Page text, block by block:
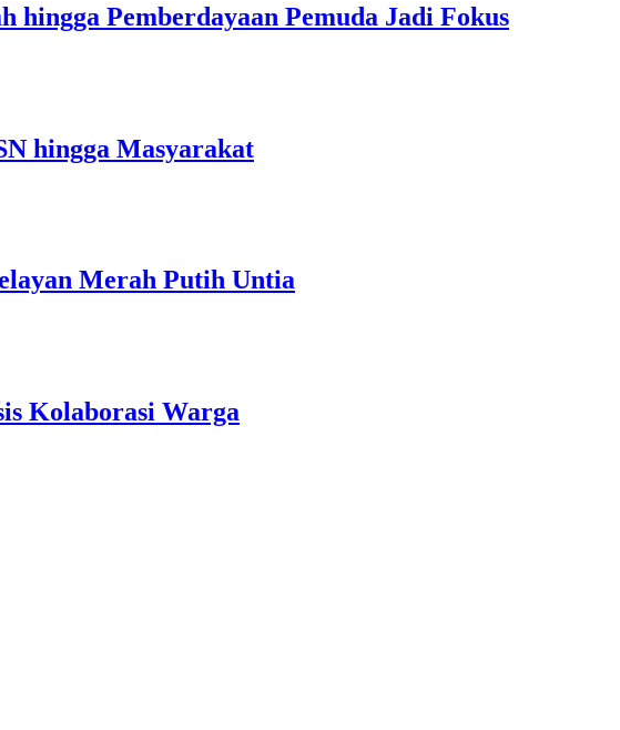
hingga Pemberdayaan Pemuda Jadi Fokus
hingga Masyarakat
Merah Putih Untia
Kolaborasi Warga